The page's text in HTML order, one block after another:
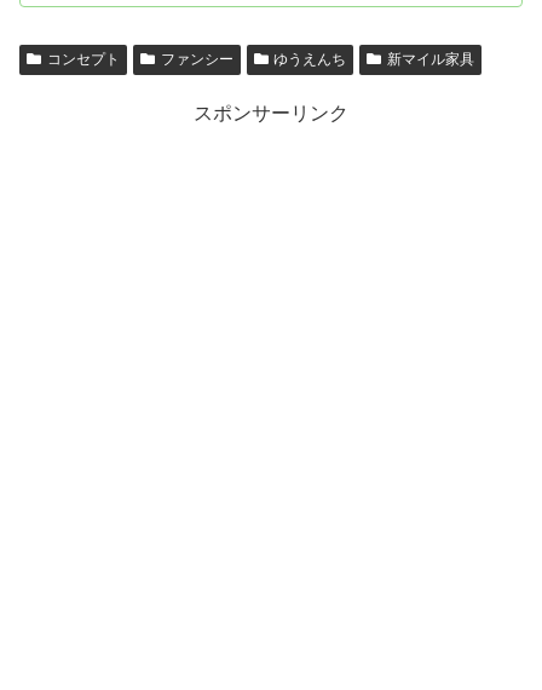
コンセプト ファンシー ゆうえんち 新マイル家具
スポンサーリンク